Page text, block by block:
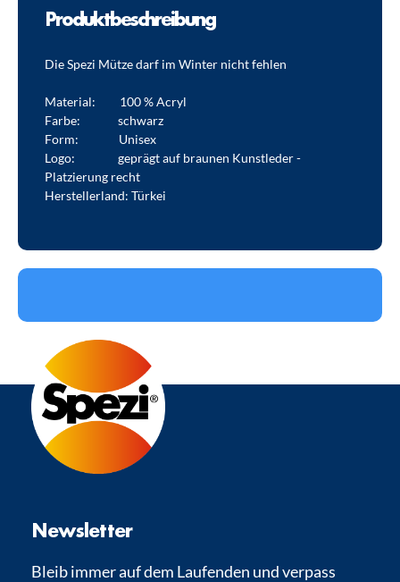
Produktbeschreibung
Die Spezi Mütze darf im Winter nicht fehlen
Material: 100 % Acryl
Farbe: schwarz
Form: Unisex
Logo: geprägt auf braunen Kunstleder -
Platzierung recht
Herstellerland: Türkei
Newsletter
Bleib immer auf dem Laufenden und verpass